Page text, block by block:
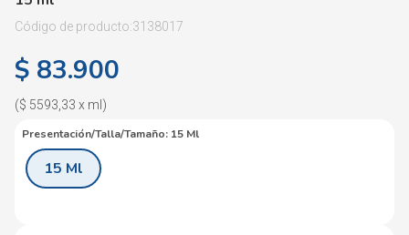
3138017
$ 83.900
($ 5593,33 x ml )
Presentación/Talla/Tamaño: 15 Ml
15 Ml